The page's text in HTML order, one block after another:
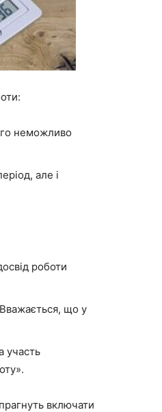
неможливо
але і
роботи
що у
участь
включати